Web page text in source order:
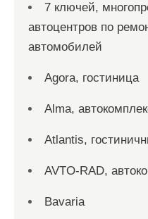
7 ключей,
автоцентров по
автомобилей
Agora, гостиница
Alma,
Atlantis,
AVTO-RAD,
Bavaria